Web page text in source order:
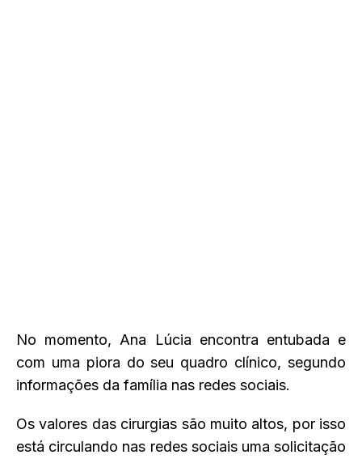
No momento, Ana Lúcia encontra entubada e
com uma piora do seu quadro clínico, segundo
informações da família nas redes sociais.
Os valores das cirurgias são muito altos, por isso
está circulando nas redes sociais uma solicitação